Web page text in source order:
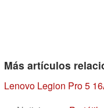
Más artículos
Lenovo Legion Pro 5